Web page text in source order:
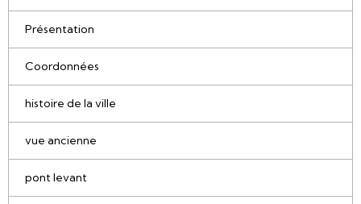
Présentation
Coordonnées
histoire de la ville
vue ancienne
pont levant